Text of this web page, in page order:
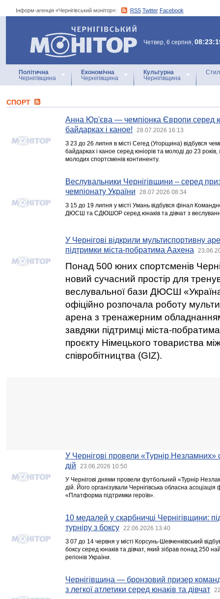
Інформ-агенція «Чернігівський монітор»: RSS Twitter Facebook
Інформ-агенція
«Чернігівський монітор»
Четвер, 6 серпня,
Політична
Чернігівщина
Економічна
Чернігівщина
Культурна
Чернігівщина
СПОРТ
Анна Юр'єва — чемпіонка Європи серед
байдарках і каное!
28.07.2026 16:13
З 23 до 26 липня в місті Сегед (Угорщина) відбувся
байдарках і каное серед юніорів та молоді до 23
молодих спортсменів континенту.
Веслувальники Чернігівщини – серед
чемпіонату України
28.07.2026 08:34
З 15 до 19 липня у місті Умань відбувся фінал
ДЮСШ та СДЮШОР серед юнаків та дівчат з
У Чернігові відкрили мультиспортивну
підтримки міста-побратима Аахена
Понад 500 юних спортсменів
новий сучасний простір для
веслувальної бази ДЮСШ
офіційно розпочала роботу
арена з тренажерним
завдяки підтримці міста-
проєкту Німецького товариства
співробітництва (GIZ).
У Чернігові провели «Турнір Незламних»
дій
23.06.2026 10:50
У Чернігові днями провели футбольний «Турнір
дій. Його організували Чернігівська обласна
«Платформа підтримки героїв».
10 медалей у скарбничці Чернігівщини:
турніру з боксу
22.06.2026 13:40
З 07 до 14 червня у місті Корсунь-Шевченківський
боксу серед юнаків та дівчат, який зібрав понад 250
регіонів України.
Чернігівщина — бронзовий призер
з легкої атлетики серед юнаків та дівчат